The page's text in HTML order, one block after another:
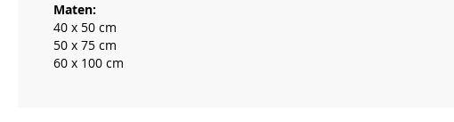
Maten:
40 x 50 cm
50 x 75 cm
60 x 100 cm